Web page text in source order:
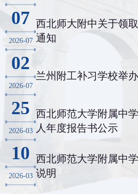
07
2026-07
西北师大附中关于领
通知
02
2026-07
兰州附工补习学校举
25
2026-03
西北师范大学附属中
人年度报告书公示
10
2026-03
西北师范大学附属中
说明